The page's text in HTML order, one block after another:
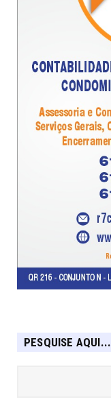
PESQUISE AQUI...